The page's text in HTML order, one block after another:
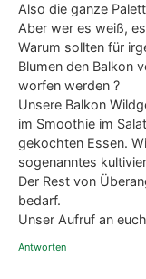
Also die gan­ze
Aber wer es weiß,
War­um soll­ten für
Blu­men den Bal­kon
wor­fen wer­den ?
Unse­re Bal­kon
im Smoothie im
gekoch­ten Essen.
soge­nann­tes
Der Rest von
be­darf.
Unser Auf­ruf an
Antworten